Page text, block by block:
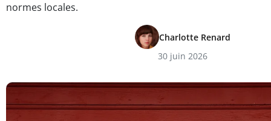
normes locales.
Charlotte Renard
30 juin 2026